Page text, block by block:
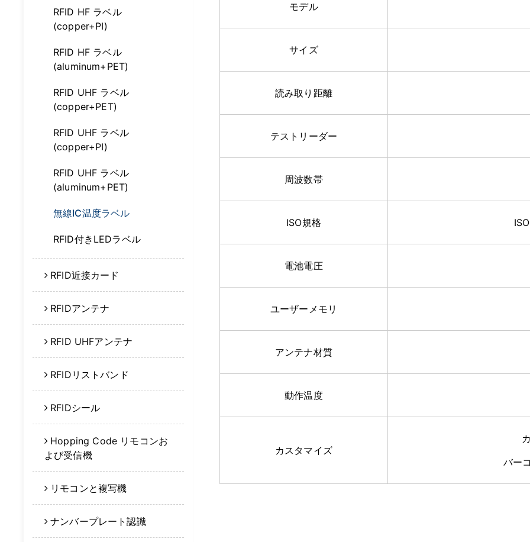
RFID HF ラベル
(copper+PI)
RFID HF ラベル
(aluminum+PET)
RFID UHF ラベル
(copper+PET)
RFID UHF ラベル
(copper+PI)
RFID UHF ラベル
(aluminum+PET)
無線IC温度ラベル
RFID付きLEDラベル
RFID近接カード
RFIDアンテナ
RFID UHFアンテナ
RFIDリストバンド
RFIDシール
Hopping Code リモコンお
よび受信機
リモコンと複写機
ナンバープレート認識
モデル
サイズ
読み取り距離
テストリーダー
周波数帯
ISO規格
電池電圧
ユーザーメモリ
アンテナ材質
動作温度
カスタマイズ
バー